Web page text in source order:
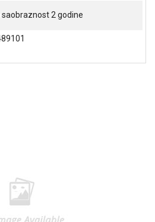
saobraznost 2 godine